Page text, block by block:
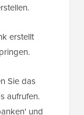
erstellt
Sie das
aufrufen.
und